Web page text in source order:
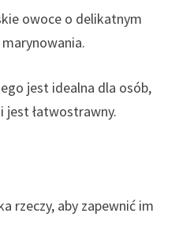
owoce o delikatnym
jest idealna dla osób,
jest łatwostrawny.
rzeczy, aby zapewnić im